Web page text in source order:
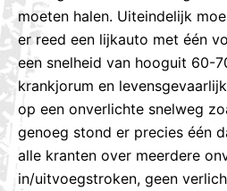
moeten halen. Uiteindelijk
er reed een lijkauto met één
een snelheid van hooguit 60-
krankjorum en
op een onverlichte snelweg
genoeg stond er precies één
alle kranten over meerdere
in/uitvoegstroken, geen